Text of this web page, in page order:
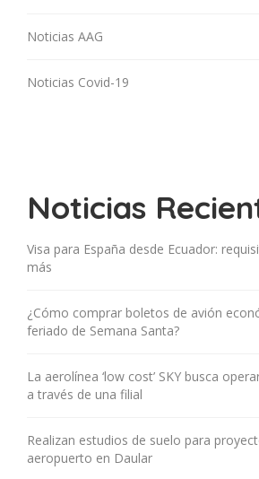
Noticias AAG
Noticias Covid-19
Noticias
Visa para España desde Ecuador:
más
¿Cómo comprar boletos de avión
feriado de Semana Santa?
La aerolínea ‘low cost’ SKY busca
a través de una filial
Realizan estudios de suelo para
aeropuerto en Daular